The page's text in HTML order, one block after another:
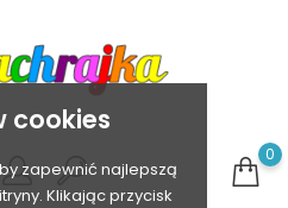
cookies
zapewnić najlepszą
Klikając przycisk
0